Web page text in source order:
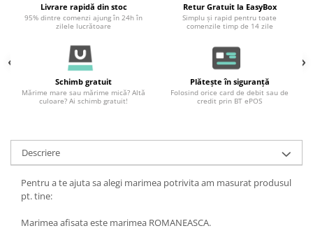
Livrare rapidă din stoc
95% dintre comenzi ajung în 24h în
zilele lucrătoare
Retur Gratuit la EasyBox
Simplu și rapid pentru toate
comenzile timp de 14 zile
Schimb gratuit
Mărime mare sau mărime mică? Altă
culoare? Ai schimb gratuit!
Plătește în siguranță
Folosind orice card de debit sau de
credit prin BT ePOS
Descriere
Pentru a te ajuta sa alegi marimea potrivita am masurat produsul
pt. tine:
Marimea afisata este marimea ROMANEASCA.